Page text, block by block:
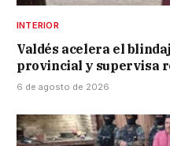
INTERIOR
Valdés acelera el
provincial y supervisa
6 de agosto de 2026